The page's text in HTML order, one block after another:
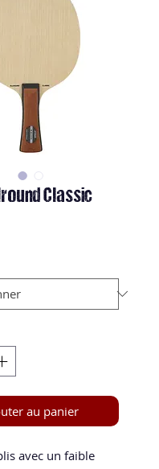
Classic
au panier
avec un faible